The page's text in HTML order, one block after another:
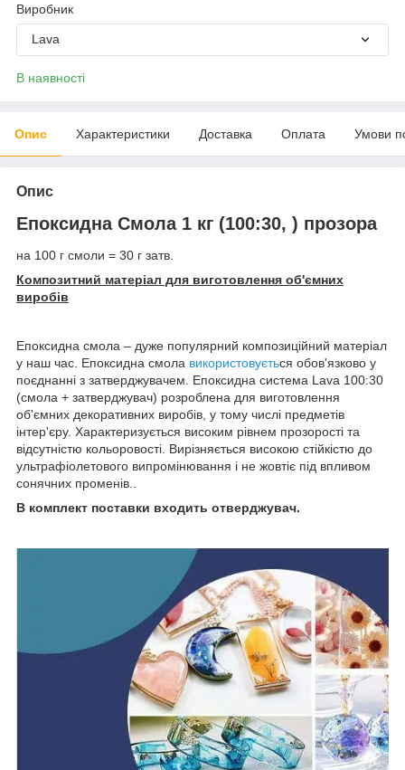
Виробник
Lava
В наявності
Опис Характеристики Доставка Оплата Умови
Опис
Епоксидна Смола 1 кг (100:30, ) прозора
на 100 г смоли = 30 г затв.
Композитний матеріал для виготовлення об'ємних
виробів
Епоксидна смола – дуже популярний композиційний матеріал
у наш час. Епоксидна смола використовується обов'язково у
поєднанні з затверджувачем. Епоксидна система Lava 100:30
(смола + затверджувач) розроблена для виготовлення
об'ємних декоративних виробів, у тому числі предметів
інтер'єру. Характеризується високим рівнем прозорості та
відсутністю кольоровості. Вирізняється високою стійкістю до
ультрафіолетового випромінювання і не жовтіє під впливом
сонячних променів..
В комплект поставки входить отверджувач.